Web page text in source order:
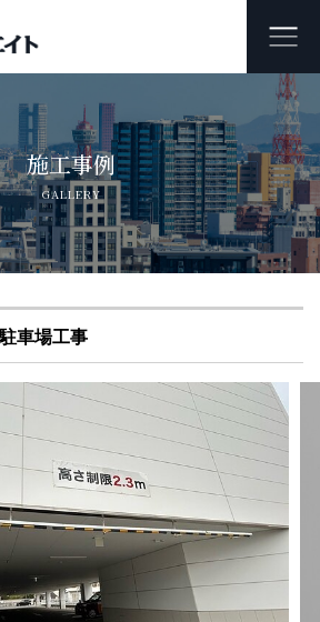
ップ自社施工
施設の大規模修繕工事
ォーム・リノベーション
施工事例
GALLERY
車場工事